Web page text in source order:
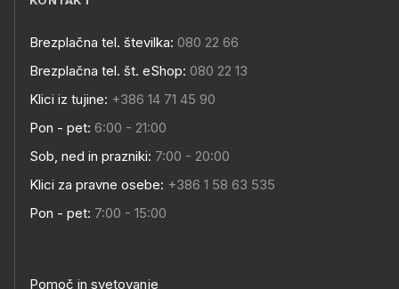
Brezplačna tel. številka: 080 22 66
Brezplačna tel. št. eShop: 080 22 13
Klici iz tujine: +386 14 71 45 90
Pon - pet: 6:00 - 21:00
Sob, ned in prazniki: 7:00 - 20:00
Klici za pravne osebe: +386 1 58 63 535
Pon - pet: 7:00 - 15:00
Pomoč in svetovanje